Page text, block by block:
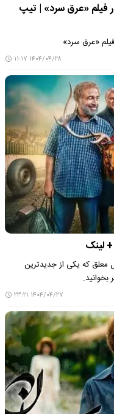
فیلم «عرق سرد» | تیپ
«عرق سرد»
۱۴۰۴/۰۴/۲۸ ۱۱:۱۷
که یکی از جدیدترین
۱۴۰۴/۰۴/۲۷ ۲۳:۲۱